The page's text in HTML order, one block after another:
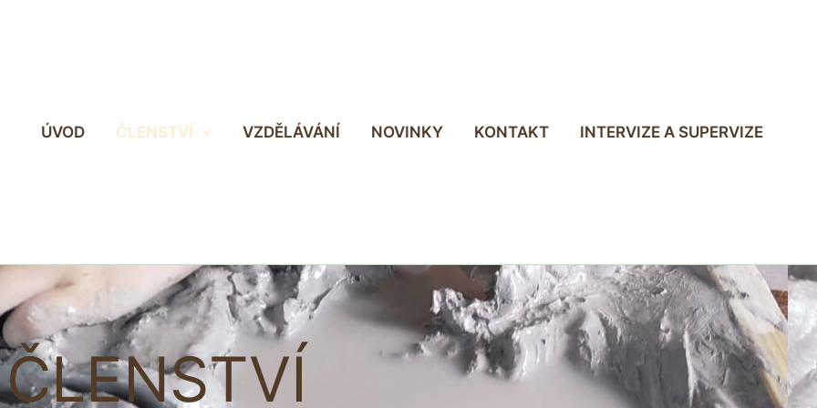
ÚVOD ČLENSTVÍ VZDĚLÁVÁNÍ NOVINKY KONTAKT INTERVIZE A SUPERVIZE
ČLENSTVÍ